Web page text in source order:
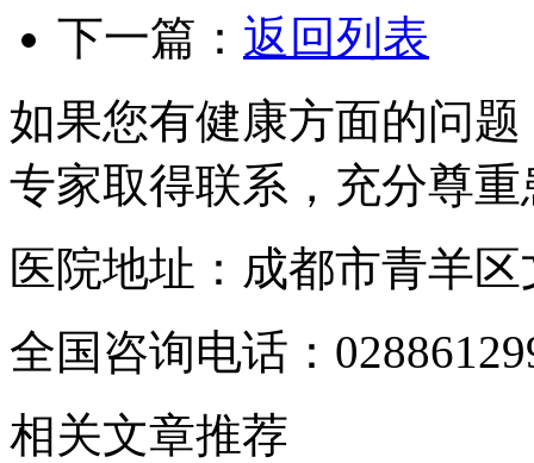
下一篇： 返回列表
如果您有健康方面的问
专家取得联系，充分尊
医院地址：成都市青羊
全国咨询电话：
相关文章推荐